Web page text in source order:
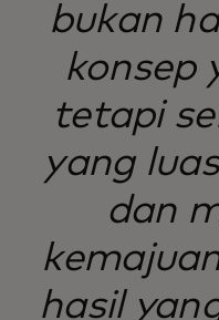
bukan
konsep
tetapi
yang
dan
hasil